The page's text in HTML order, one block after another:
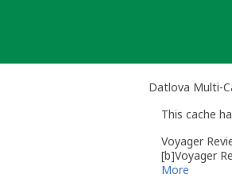
Datlova Multi-
This cache
Voyager
[b]Voyager
More